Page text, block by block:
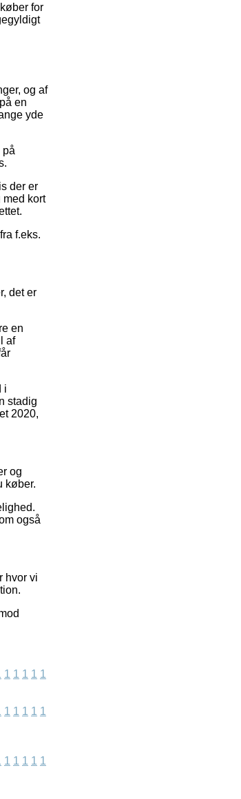
for
og af
en
yde
på
der er
kort
f.eks.
det er
en
af
i
stadig
2020,
og
køber.
også
hvor vi
1 1 1 1 1
1 1 1 1 1
1 1 1 1 1